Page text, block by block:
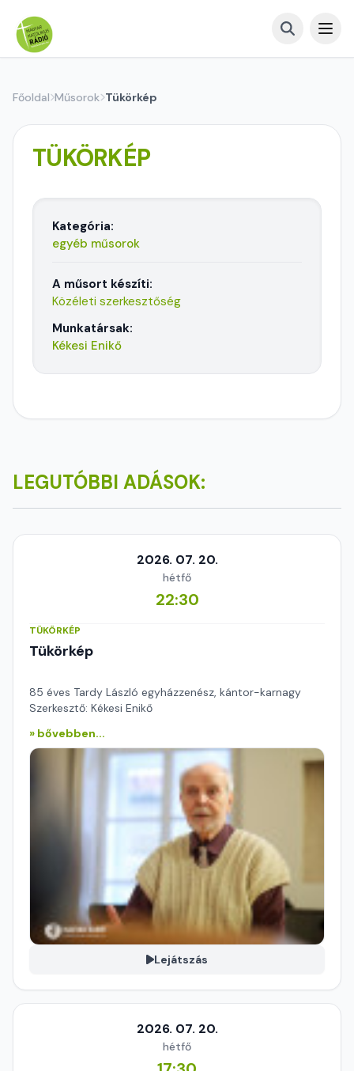
Főoldal Műsorok Tükörkép
TÜKÖRKÉP
Kategória:
egyéb műsorok
A műsort készíti:
Közéleti szerkesztőség
Munkatársak:
Kékesi Enikő
LEGUTÓBBI ADÁSOK:
2026. 07. 20.
hétfő
22:30
TÜKÖRKÉP
Tükörkép
85 éves Tardy László egyházzenész, kántor-karnagy
Szerkesztő: Kékesi Enikő
» bővebben...
Lejátszás
2026. 07. 20.
hétfő